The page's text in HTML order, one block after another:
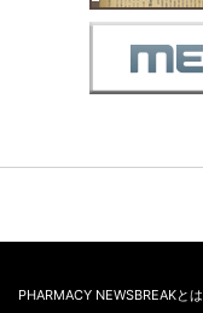
PHARMACY NEWSBREAKとは